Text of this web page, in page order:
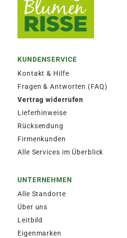
KUNDENSERVICE
Kontakt & Hilfe
Fragen & Antworten (FAQ)
Vertrag widerrufen
Lieferhinweise
Rücksendung
Firmenkunden
Alle Services im Überblick
UNTERNEHMEN
Alle Standorte
Über uns
Leitbild
Eigenmarken